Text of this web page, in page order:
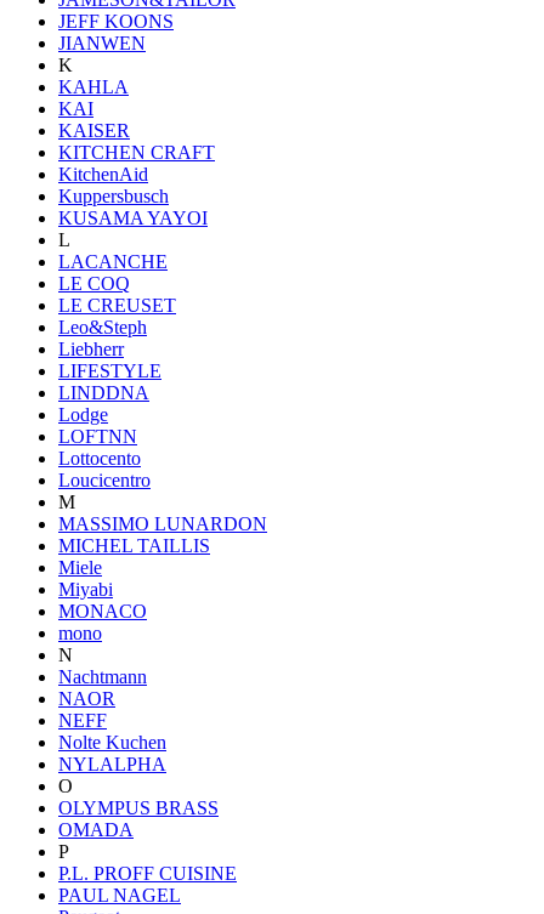
JEFF KOONS
JIANWEN
K
KAHLA
KAI
KAISER
KITCHEN CRAFT
KitchenAid
Kuppersbusch
KUSAMA YAYOI
L
LACANCHE
LE COQ
LE CREUSET
Leo&Steph
Liebherr
LIFESTYLE
LINDDNA
Lodge
LOFTNN
Lottocento
Loucicentro
M
MASSIMO LUNARDON
MICHEL TAILLIS
Miele
Miyabi
MONACO
mono
N
Nachtmann
NAOR
NEFF
Nolte Kuchen
NYLALPHA
O
OLYMPUS BRASS
OMADA
P
P.L. PROFF CUISINE
PAUL NAGEL